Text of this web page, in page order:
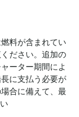
料が含まれてい
ださい。追加の
ーター期間によ
に支払う必要が
合に備えて、最